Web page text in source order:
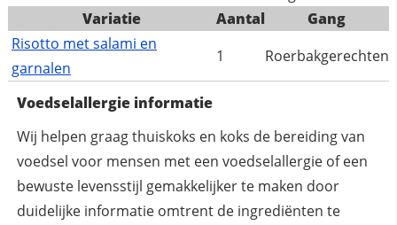
Variatie
Aantal
Gang
Risotto met salami en
garnalen
1 Roerbakgerechten
Voedselallergie informatie
Wij helpen graag thuiskoks en koks de bereiding van
voedsel voor mensen met een voedselallergie of een
bewuste levensstijl gemakkelijker te maken door
duidelijke informatie omtrent de ingrediënten te